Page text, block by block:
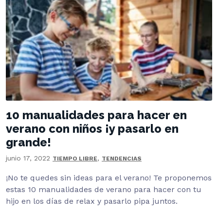
10 manualidades para hacer en
verano con niños ¡y pasarlo en
grande!
junio 17, 2022 TIEMPO LIBRE, TENDENCIAS
¡No te quedes sin ideas para el verano! Te proponemos
estas 10 manualidades de verano para hacer con tu
hijo en los días de relax y pasarlo pipa juntos.